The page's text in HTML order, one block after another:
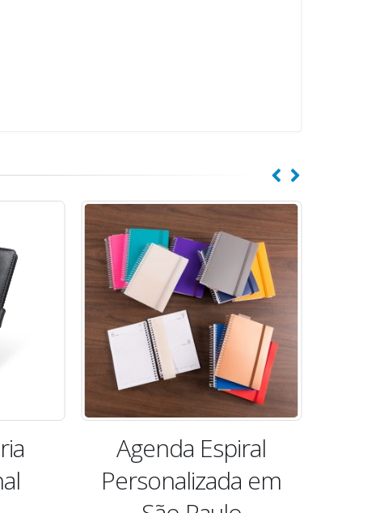
Agenda Espiral
Personalizada em